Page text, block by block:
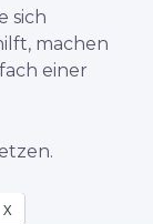
sich
machen
einer
X